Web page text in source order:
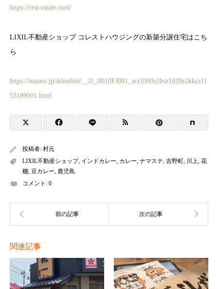
https://crst-estate.com/
LIXIL不動産ショップ コレストハウジングの新築分譲住宅はこち
ら
https://suumo.jp/ikkodate/__JJ_JJ010FJ001_arz1090z2bsz1020z2kkcz11
53189001.html
投稿者: 村元
LIXIL不動産ショップ, インドカレー, カレー, ナマステ, 吉野町, 川上, 花
棚, 豆カレー, 鹿児島
コメント: 0
関連記事